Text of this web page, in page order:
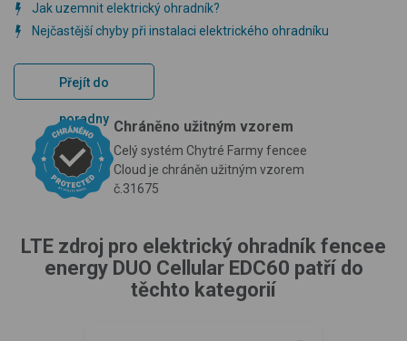
Jak uzemnit elektrický ohradník?
Nejčastější chyby při instalaci elektrického ohradníku
Přejít do
poradny Chráněno užitným vzorem
Celý systém Chytré Farmy fencee
Cloud je chráněn užitným vzorem
č.31675
LTE zdroj pro elektrický ohradník fencee
energy DUO Cellular EDC60 patří do
těchto kategorií